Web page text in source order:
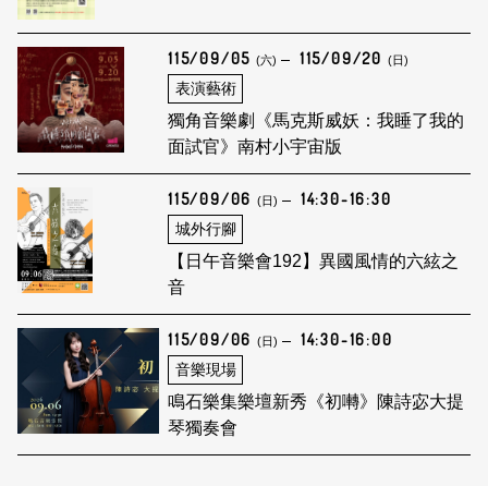
115/09/05 (六) 115/09/20 (日)
表演藝術
獨角音樂劇《馬克斯威妖：我睡了我的
面試官》南村小宇宙版
115/09/06 (日) 14:30-16:30
城外行腳
【日午音樂會192】異國風情的六絃之
音
115/09/06 (日) 14:30-16:00
音樂現場
鳴石樂集樂壇新秀《初囀》陳詩宓大提
琴獨奏會